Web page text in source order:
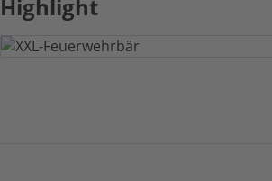
Highlight